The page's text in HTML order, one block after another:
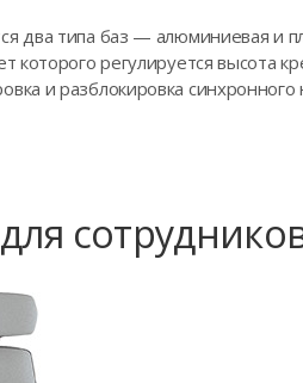
два типа баз — алюминиевая
регулируется высота
и разблокировка